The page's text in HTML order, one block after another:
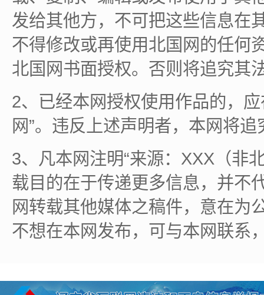
发给其他方，不可把这些信息在
不得修改或再使用北国网的任何
北国网书面授权。否则将追究其
2、已经本网授权使用作品的，
网”。违反上述声明者，本网将
3、凡本网注明“来源：XXX（非
载目的在于传递更多信息，并不
网转载其他媒体之稿件，意在为
不想在本网发布，可与本网联系